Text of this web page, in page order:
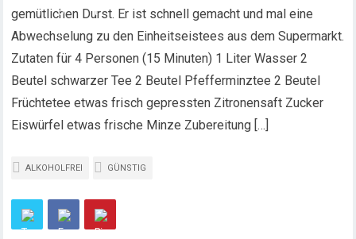
gemütlichen Durst. Er ist schnell gemacht und mal eine
Abwechselung zu den Einheitseistees aus dem Supermarkt.
Zutaten für 4 Personen (15 Minuten) 1 Liter Wasser 2
Beutel schwarzer Tee 2 Beutel Pfefferminztee 2 Beutel
Früchtetee etwas frisch gepressten Zitronensaft Zucker
Eiswürfel etwas frische Minze Zubereitung […]
ALKOHOLFREI GÜNSTIG